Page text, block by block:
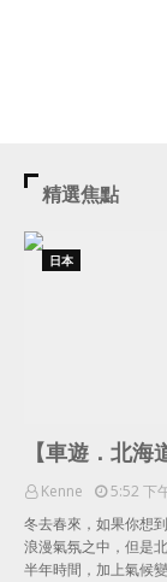
精選焦點
日本
【車遊．北
Kenne
5:52 下
冬去春來，如果你想
浪漫氣氛之中，但是
半年時間，加上氣候